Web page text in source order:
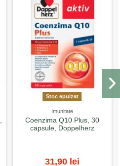
Stoc epuizat
Imunitate
Coenzima Q10 Plus, 30
capsule, Doppelherz
31,90 lei